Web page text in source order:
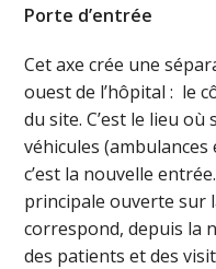
Porte d’entrée
Cet axe crée une
ouest de l’hôpital : le
du site. C’est le lieu
véhicules
c’est la nouvelle
principale ouverte sur
correspond, depuis la
des patients et des